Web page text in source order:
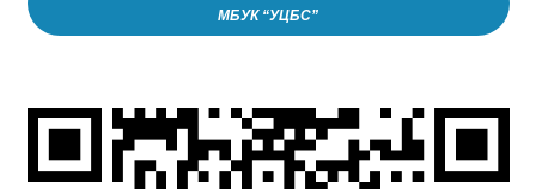
МБУК “УЦБС”